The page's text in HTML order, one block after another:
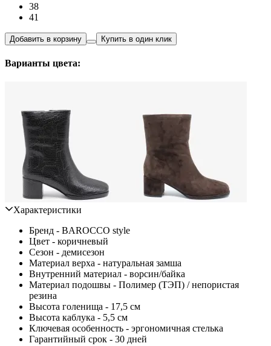
38
41
Добавить в корзину Купить в один клик
Варианты цвета:
Характеристики
Бренд - BAROCCO style
Цвет - коричневый
Сезон - демисезон
Материал верха - натуральная замша
Внутренний материал - ворсин/байка
Материал подошвы - Полимер (ТЭП) / непористая
резина
Высота голенища - 17,5 см
Высота каблука - 5,5 см
Ключевая особенность - эргономичная стелька
Гарантийный срок - 30 дней